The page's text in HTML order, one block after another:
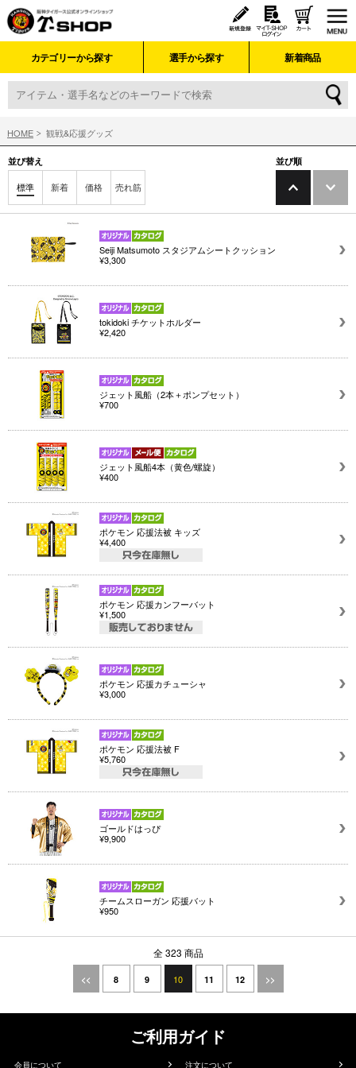
カテゴリーから探す 選手から探す 新着商品
HOME 観戦&応援グッズ
並び替え
標準 新着 価格 売れ筋
並び順
Seiji Matsumoto スタジアムシートクッション
¥3,300
tokidoki チケットホルダー
¥2,420
ジェット風船（2本＋ポンプセット）
¥700
ジェット風船4本（黄色/螺旋）
¥400
ポケモン 応援法被 キッズ
¥4,400
ポケモン 応援カンフーバット
¥1,500
ポケモン 応援カチューシャ
¥3,000
ポケモン 応援法被 F
¥5,760
ゴールドはっぴ
¥9,900
チームスローガン 応援バット
¥950
全 323 商品
<< 8 9 10 11 12 >>
ご利用ガイド
会員について 注文について